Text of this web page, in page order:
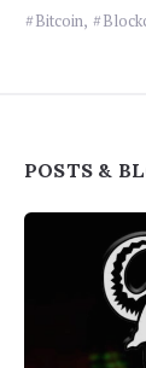
Bitcoin,
Widgets
POSTS &